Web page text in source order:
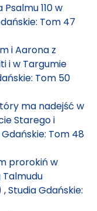
110 w
Tom 47
i Aarona z
i w Targumie
Tom 50
ma nadejść w
Starego i
Tom 48
prorokiń w
,Studia Gdańskie: